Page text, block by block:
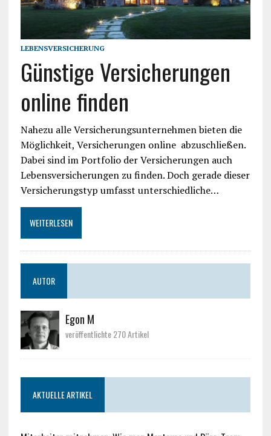
LEBENSVERSICHERUNG
Günstige Versicherungen
online finden
Nahezu alle Versicherungsunternehmen bieten die
Möglichkeit, Versicherungen online abzuschließen.
Dabei sind im Portfolio der Versicherungen auch
Lebensversicherungen zu finden. Doch gerade dieser
Versicherungstyp umfasst unterschiedliche…
WEITERLESEN
AUTOR
Egon M
veröffentlichte 270 Artikel
AKTUELLE ARTIKEL